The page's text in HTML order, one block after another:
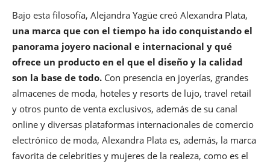
Bajo esta filosofía, Alejandra Yagüe creó Alexandra Plata,
una marca que con el tiempo ha ido conquistando el
panorama joyero nacional e internacional y qué
ofrece un producto en el que el diseño y la calidad
son la base de todo. Con presencia en joyerías, grandes
almacenes de moda, hoteles y resorts de lujo, travel retail
y otros punto de venta exclusivos, además de su canal
online y diversas plataformas internacionales de comercio
electrónico de moda, Alexandra Plata es, además, la marca
favorita de celebrities y mujeres de la realeza, como es el